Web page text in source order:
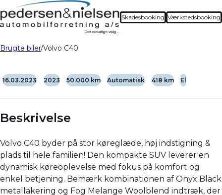
Skadesbooking Værkstedsbooking
Brugte biler Volvo C40
16.03.2023 2023 50.000 km Automatisk 418 km El
Beskrivelse
Volvo C40 byder på stor køreglæde, høj indstigning &
plads til hele familien! Den kompakte SUV leverer en
dynamisk køreoplevelse med fokus på komfort og
enkel betjening. Bemærk kombinationen af Onyx Black
metallakering og Fog Melange Woolblend indtræk, der